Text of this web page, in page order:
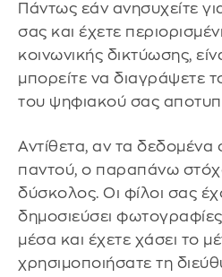
Πάντως εάν ανησυχείτε
σας και έχετε
κοινωνικής δικτύωσης,
μπορείτε να διαγράψετε
του ψηφιακού σας
Αντίθετα, αν τα δεδομένα
παντού, ο παραπάνω
δύσκολος. Οι φίλοι σας
δημοσιεύσει
μέσα και έχετε χάσει το
χρησιμοποιήσατε τη